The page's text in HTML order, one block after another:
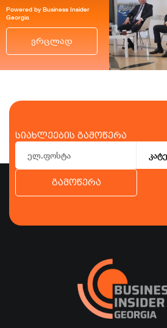
Powered by Business Insider
Georgia
ვრცლად
სიახლეების გამოწერა
გამოწერა